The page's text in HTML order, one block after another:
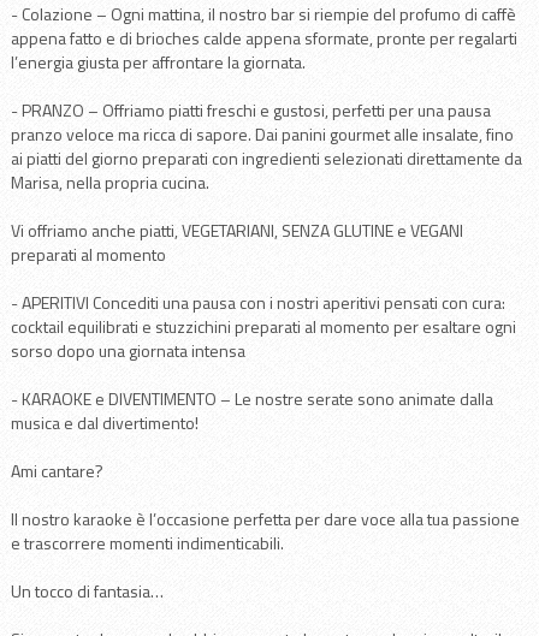
- Colazione – Ogni mattina, il nostro bar si riempie del profumo di caffè
appena fatto e di brioches calde appena sformate, pronte per regalarti
l’energia giusta per affrontare la giornata.
- PRANZO – Offriamo piatti freschi e gustosi, perfetti per una pausa
pranzo veloce ma ricca di sapore. Dai panini gourmet alle insalate, fino
ai piatti del giorno preparati con ingredienti selezionati direttamente da
Marisa, nella propria cucina.
Vi offriamo anche piatti, VEGETARIANI, SENZA GLUTINE e VEGANI
preparati al momento
- APERITIVI Concediti una pausa con i nostri aperitivi pensati con cura:
cocktail equilibrati e stuzzichini preparati al momento per esaltare ogni
sorso dopo una giornata intensa
- KARAOKE e DIVENTIMENTO – Le nostre serate sono animate dalla
musica e dal divertimento!
Ami cantare?
Il nostro karaoke è l’occasione perfetta per dare voce alla tua passione
e trascorrere momenti indimenticabili.
Un tocco di fantasia…